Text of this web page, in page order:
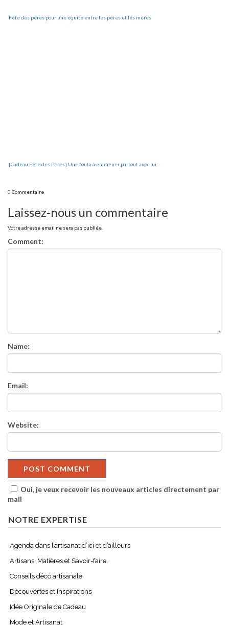
Fête des pères pour une équité entre les pères et les mères
{Cadeau Fête des Pères} Une fouta à emmener partout avec lui
0 Commentaire
Laissez-nous un commentaire
Votre adresse email ne sera pas publiée.
Comment:
Name:
Email:
Website:
Oui, je veux recevoir les nouveaux articles directement par
mail
NOTRE EXPERTISE
Agenda dans l’artisanat d’ici et d’ailleurs
Artisans, Matières et Savoir-faire.
Conseils déco artisanale
Découvertes et Inspirations
Idée Originale de Cadeau
Mode et Artisanat